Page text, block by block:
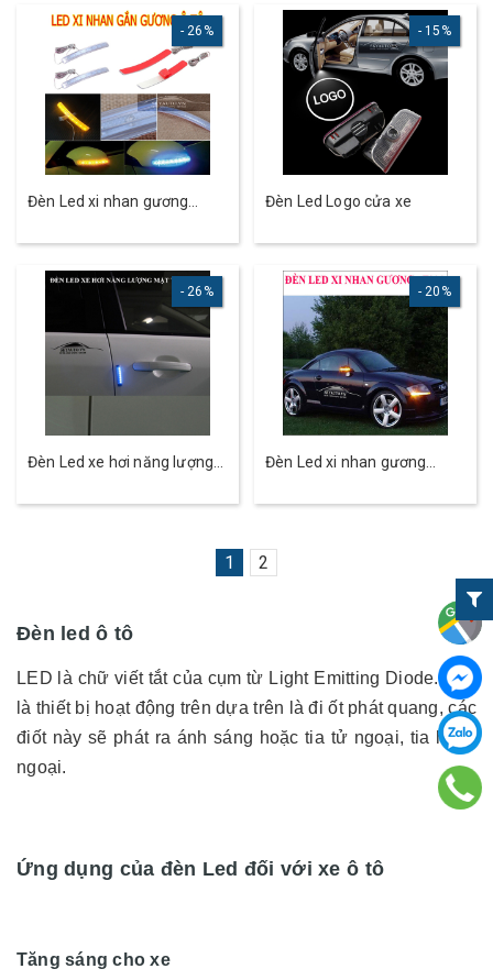
26%
Đèn Led xi nhan gương
15%
Đèn Led Logo cửa xe
26%
Đèn Led xe hơi năng lượng
20%
Đèn Led xi nhan gương
1 2
Đèn led ô tô
LED là chữ viết tắt của cụm từ Light Emitting Diode. Đây
là thiết bị hoạt động trên dựa trên là đi ốt phát quang, các
điốt này sẽ phát ra ánh sáng hoặc tia tử ngoại, tia hồng
ngoại.
Ứng dụng của đèn Led đối với xe ô tô
Tăng sáng cho xe